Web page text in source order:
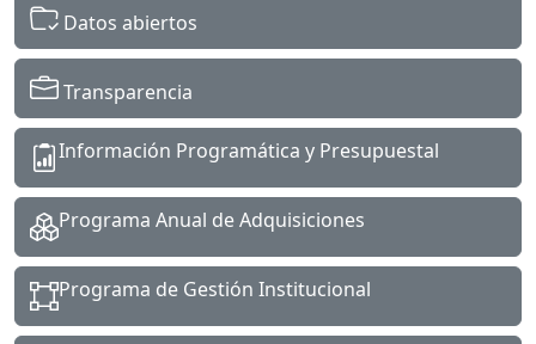
Datos abiertos
Transparencia
Información Programática y Presupuestal
Programa Anual de Adquisiciones
Programa de Gestión Institucional